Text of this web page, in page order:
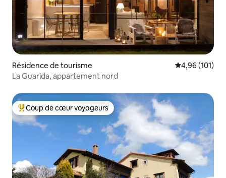
Résidence de tourisme Évaluation
4,96 (101)
La Guarida, appartement nord
Coups de cœur voyageurs les plus appréciés
Coup de cœur voyageurs